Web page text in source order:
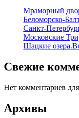
Мраморный
Беломорско-
Санкт-
Московские
Шацкие
Свежие
Нет комментариев
Архивы